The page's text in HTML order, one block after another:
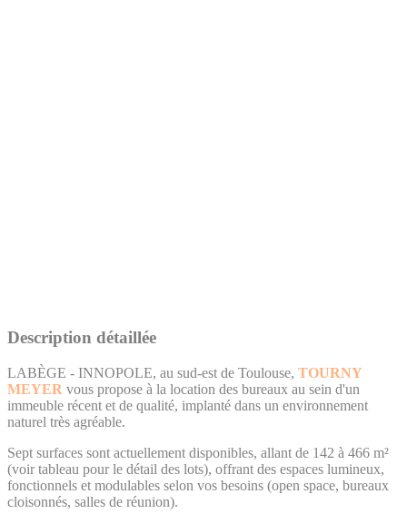
Description détaillée
LABÈGE - INNOPOLE, au sud-est de Toulouse, TOURNY
MEYER vous propose à la location des bureaux au sein d'un
immeuble récent et de qualité, implanté dans un environnement
naturel très agréable.
Sept surfaces sont actuellement disponibles, allant de 142 à 466 m²
(voir tableau pour le détail des lots), offrant des espaces lumineux,
fonctionnels et modulables selon vos besoins (open space, bureaux
cloisonnés, salles de réunion).